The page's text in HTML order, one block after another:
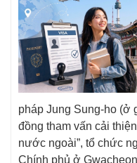
pháp Jung Sung-ho (ở
đồng tham vấn cải
nước ngoài”, tổ chức
Chính phủ ở